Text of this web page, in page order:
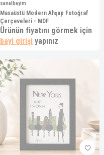
sanalbayim
Masaüstü Modern Ahşap Fotoğraf
Çerçeveleri - MDF
Ürünün fiyatını görmek için
bayi girişi yapınız